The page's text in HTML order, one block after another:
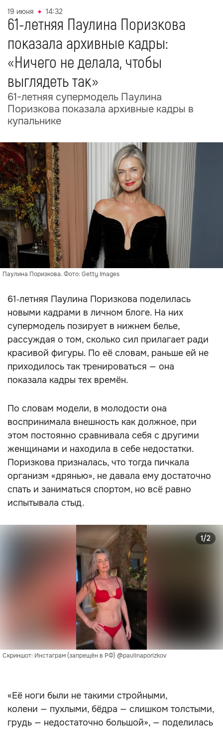
19 июня 14:32
61-летняя Паулина Поризкова
показала архивные кадры:
«Ничего не делала, чтобы
выглядеть так»
61-летняя супермодель Паулина
Поризкова показала архивные кадры в
купальнике
Паулина Поризкова. Фото: Getty Images
61‑летняя Паулина Поризкова поделилась
новыми кадрами в личном блоге. На них
супермодель позирует в нижнем белье,
рассуждая о том, сколько сил прилагает ради
красивой фигуры. По её словам, раньше ей не
приходилось так тренироваться — она
показала кадры тех времён.
По словам модели, в молодости она
воспринимала внешность как должное, при
этом постоянно сравнивала себя с другими
женщинами и находила в себе недостатки.
Поризкова призналась, что тогда пичкала
организм «дрянью», не давала ему достаточно
спать и заниматься спортом, но всё равно
испытывала стыд.
Скриншот: Инстаграм (запрещён в РФ) @paulinaporizkov
1/2
«Её ноги были не такими стройными,
колени — пухлыми, бёдра — слишком толстыми,
грудь — недостаточно большой», — поделилась